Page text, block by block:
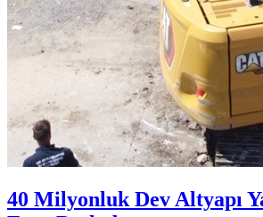
40 Milyonluk Dev Altyapı